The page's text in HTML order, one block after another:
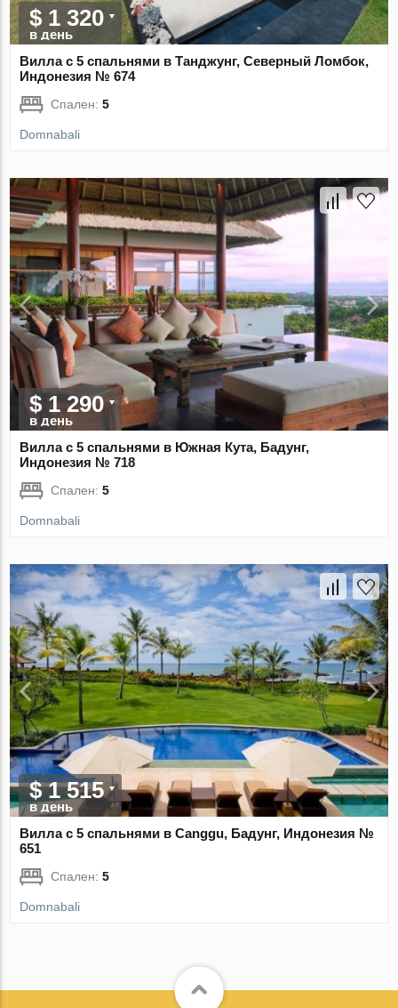
$ 1 320
в день
Вилла с 5 спальнями в Танджунг, Северный Ломбок,
Индонезия № 674
Спален:5
Domnabali
$ 1 290
в день
Вилла с 5 спальнями в Южная Кута, Бадунг,
Индонезия № 718
Спален:5
Domnabali
$ 1 515
в день
Вилла с 5 спальнями в Canggu, Бадунг, Индонезия №
651
Спален:5
Domnabali